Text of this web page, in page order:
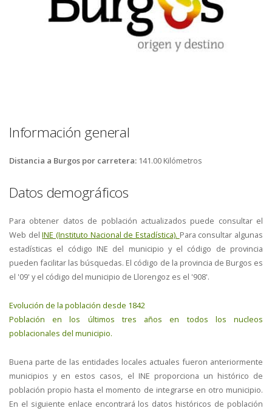
Información general
Distancia a Burgos por carretera: 141.00 Kilómetros
Datos demográficos
Para obtener datos de población actualizados puede consultar el
Web delINE (Instituto Nacional de Estadística). Para consultar algunas
estadísticas el código INE del municipio y el código de provincia
pueden facilitar las búsquedas. El código de la provincia de Burgos es
el '09' y el código del municipio de Llorengoz es el '908'.
Evolución de la población desde 1842
Población en los últimos tres años en todos los nucleos
poblacionales del municipio.
Buena parte de las entidades locales actuales fueron anteriormente
municipios y en estos casos, el INE proporciona un histórico de
población propio hasta el momento de integrarse en otro municipio.
En el siguiente enlace encontrará los datos históricos de población